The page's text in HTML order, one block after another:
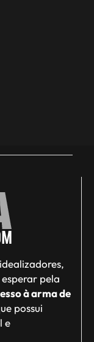
pela
à arma de
possui
e